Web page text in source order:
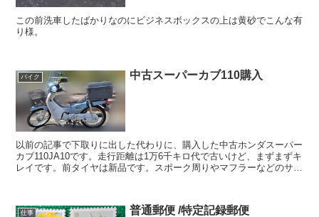
この前洗車したばかりなのにビジネスボックスの上は黄砂でこんな有
り様。
バイク 中古スーパーカブ110購入
以前の記事で下取りに出した代わりに、購入した中古ホンダスーパー
カブ110JA10です。走行距離は1万6千キロ代で古いけど、まずまずキ
レイです。前タイヤは新品です。スポーク周りやマフラーなどのサビ
仕事 普通郵便 /特定記録郵便